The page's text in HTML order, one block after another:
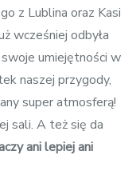
z Lublina oraz Kasi
wcześniej odbyła
swoje umiejętności w
naszej przygody,
super atmosferą!
sali. A też się da
ani lepiej ani